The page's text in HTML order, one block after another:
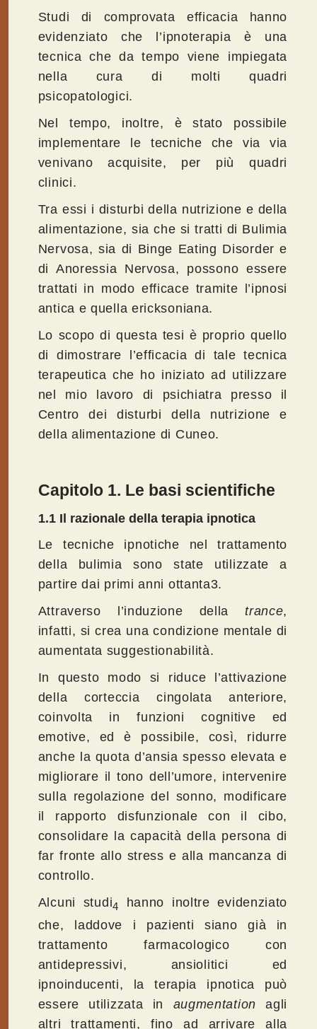
Studi di comprovata efficacia hanno
evidenziato che l’ipnoterapia è una
tecnica che da tempo viene impiegata
nella cura di molti quadri
psicopatologici.
Nel tempo, inoltre, è stato possibile
implementare le tecniche che via via
venivano acquisite, per più quadri
clinici.
Tra essi i disturbi della nutrizione e della
alimentazione, sia che si tratti di Bulimia
Nervosa, sia di Binge Eating Disorder e
di Anoressia Nervosa, possono essere
trattati in modo efficace tramite l’ipnosi
antica e quella ericksoniana.
Lo scopo di questa tesi è proprio quello
di dimostrare l’efficacia di tale tecnica
terapeutica che ho iniziato ad utilizzare
nel mio lavoro di psichiatra presso il
Centro dei disturbi della nutrizione e
della alimentazione di Cuneo.
Capitolo 1. Le basi scientifiche
1.1 Il razionale della terapia ipnotica
Le tecniche ipnotiche nel trattamento
della bulimia sono state utilizzate a
partire dai primi anni ottanta3.
Attraverso l’induzione dellatrance,
infatti, si crea una condizione mentale di
aumentata suggestionabilità.
In questo modo si riduce l’attivazione
della corteccia cingolata anteriore,
coinvolta in funzioni cognitive ed
emotive, ed è possibile, così, ridurre
anche la quota d’ansia spesso elevata e
migliorare il tono dell’umore, intervenire
sulla regolazione del sonno, modificare
il rapporto disfunzionale con il cibo,
consolidare la capacità della persona di
far fronte allo stress e alla mancanza di
controllo.
Alcuni studi4
hanno inoltre evidenziato
che, laddove i pazienti siano già in
trattamento farmacologico con
antidepressivi, ansiolitici ed
ipnoinducenti, la terapia ipnotica può
essere utilizzata in augmentationagli
altri trattamenti, fino ad arrivare alla